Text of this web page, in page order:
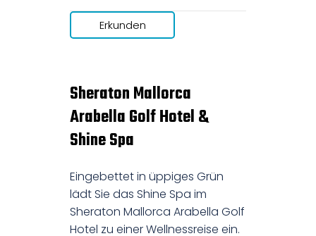
Erkunden
Sheraton Mallorca
Arabella Golf Hotel &
Shine Spa
Eingebettet in üppiges Grün
lädt Sie das Shine Spa im
Sheraton Mallorca Arabella Golf
Hotel zu einer Wellnessreise ein.